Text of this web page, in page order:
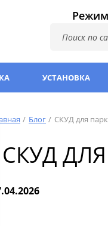
Режим
УСТАНОВКА
Блог СКУД для
СКУД